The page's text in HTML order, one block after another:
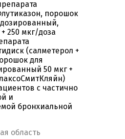
порошок
250 мкг/доза
(салметерол +
для
50 мкг +
с частично
и
бронхиальной
область